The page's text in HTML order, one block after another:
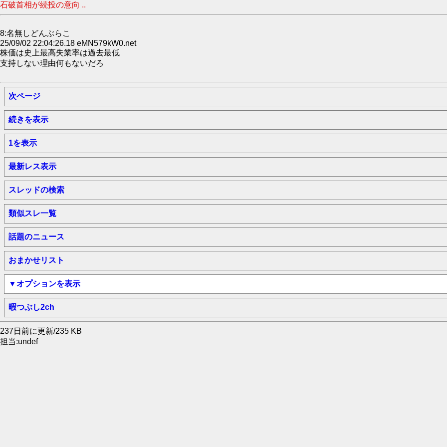
石破首相が続投の意向 ..
8:名無しどんぶらこ
25/09/02 22:04:26.18 eMN579kW0.net
株価は史上最高失業率は過去最低
支持しない理由何もないだろ
次ページ
続きを表示
1を表示
最新レス表示
スレッドの検索
類似スレ一覧
話題のニュース
おまかせリスト
▼オプションを表示
暇つぶし2ch
237日前に更新/235 KB
担当:undef